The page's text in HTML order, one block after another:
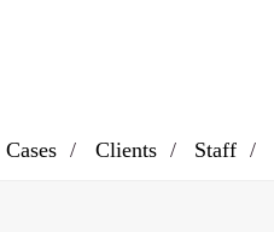
Cases Clients Staff